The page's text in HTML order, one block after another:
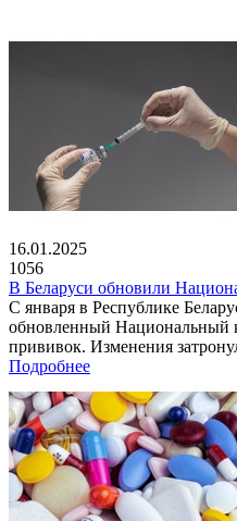
16.01.2025
1056
В Беларуси обновили
С января в Республике
обновленный Национальный
прививок. Изменения
Подробнее